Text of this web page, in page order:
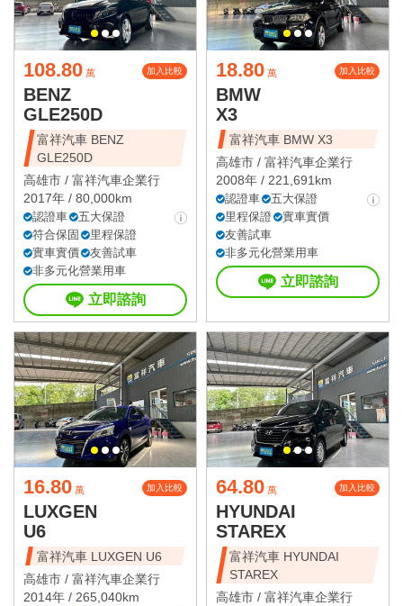
108.80 萬 加入比較
BENZ
GLE250D
富祥汽車 BENZ
GLE250D
高雄市 / 富祥汽車企業行
2017年 / 80,000km
認證車
五大保證
符合保固
里程保證
實車實價
友善試車
非多元化營業用車
立即諮詢
18.80 萬 加入比較
BMW
X3
富祥汽車 BMW X3
高雄市 / 富祥汽車企業行
2008年 / 221,691km
認證車
五大保證
里程保證
實車實價
友善試車
非多元化營業用車
立即諮詢
16.80 萬 加入比較
LUXGEN
U6
富祥汽車 LUXGEN U6
高雄市 / 富祥汽車企業行
2014年 / 265,040km
64.80 萬 加入比較
HYUNDAI
STAREX
富祥汽車 HYUNDAI
STAREX
高雄市 / 富祥汽車企業行